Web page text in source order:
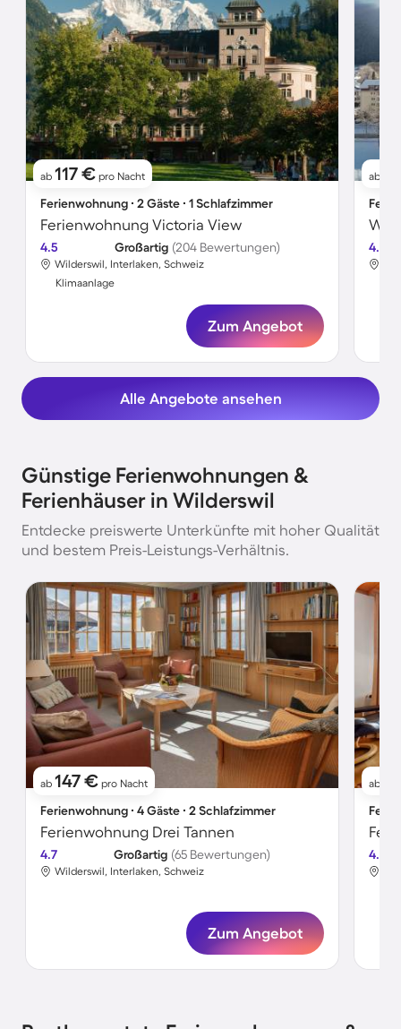
ab 117 € pro Nacht
Ferienwohnung ∙ 2 Gäste ∙ 1 Schlafzimmer
Ferienwohnung Victoria View
4.5 Großartig (204 Bewertungen)
Wilderswil, Interlaken, Schweiz
Klimaanlage
Zum Angebot
ab
4.5
Alle Angebote ansehen
Günstige Ferienwohnungen &
Ferienhäuser in Wilderswil
Entdecke preiswerte Unterkünfte mit hoher Qualität
und bestem Preis-Leistungs-Verhältnis.
ab 147 € pro Nacht
Ferienwohnung ∙ 4 Gäste ∙ 2 Schlafzimmer
Ferienwohnung Drei Tannen
4.7 Großartig (65 Bewertungen)
Wilderswil, Interlaken, Schweiz
Zum Angebot
ab
4.7